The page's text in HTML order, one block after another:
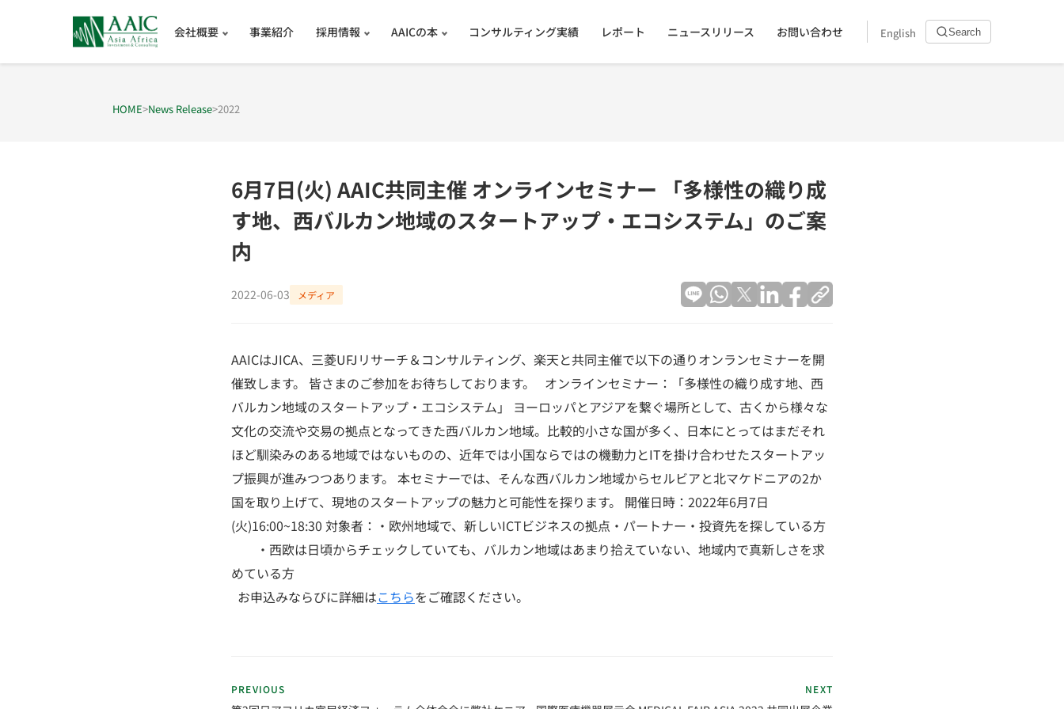
会社概要 事業紹介 採用情報 AAICの本 コンサルティング実績 レポート ニュースリリース お問い合わせ English Search
HOME>News Release>2022
6月7日(火) AAIC共同主催 オンラインセミナー 「多様性の織り成
す地、西バルカン地域のスタートアップ・エコシステム」のご案
内
2022-06-03 メディア
AAICはJICA、三菱UFJリサーチ＆コンサルティング、楽天と共同主催で以下の通りオンランセミナーを開
催致します。 皆さまのご参加をお待ちしております。 オンラインセミナー：「多様性の織り成す地、西
バルカン地域のスタートアップ・エコシステム」 ヨーロッパとアジアを繋ぐ場所として、古くから様々な
文化の交流や交易の拠点となってきた西バルカン地域。比較的小さな国が多く、日本にとってはまだそれ
ほど馴染みのある地域ではないものの、近年では小国ならではの機動力とITを掛け合わせたスタートアッ
プ振興が進みつつあります。 本セミナーでは、そんな西バルカン地域からセルビアと北マケドニアの2か
国を取り上げて、現地のスタートアップの魅力と可能性を探ります。 開催日時：2022年6月7日
(火)16:00~18:30 対象者：・欧州地域で、新しいICTビジネスの拠点・パートナー・投資先を探している方
・西欧は日頃からチェックしていても、バルカン地域はあまり拾えていない、地域内で真新しさを求
めている方
お申込みならびに詳細はこちらをご確認ください。
PREVIOUS NEXT